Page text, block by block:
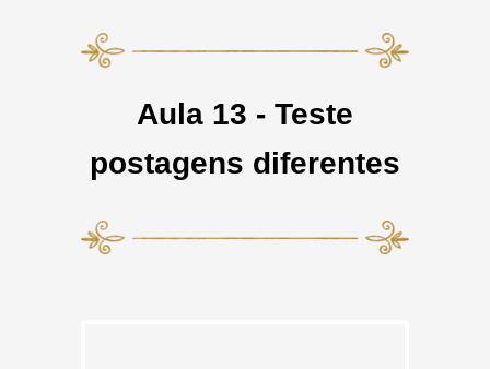
Aula 13 - Teste
postagens diferentes